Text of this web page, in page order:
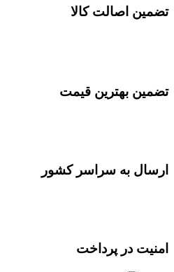
تضمین اصالت کالا
تضمین بهترین قیمت
ارسال به سراسر کشور
امنیت در پرداخت